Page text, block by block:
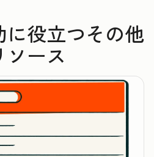
に役立つその他
ソース